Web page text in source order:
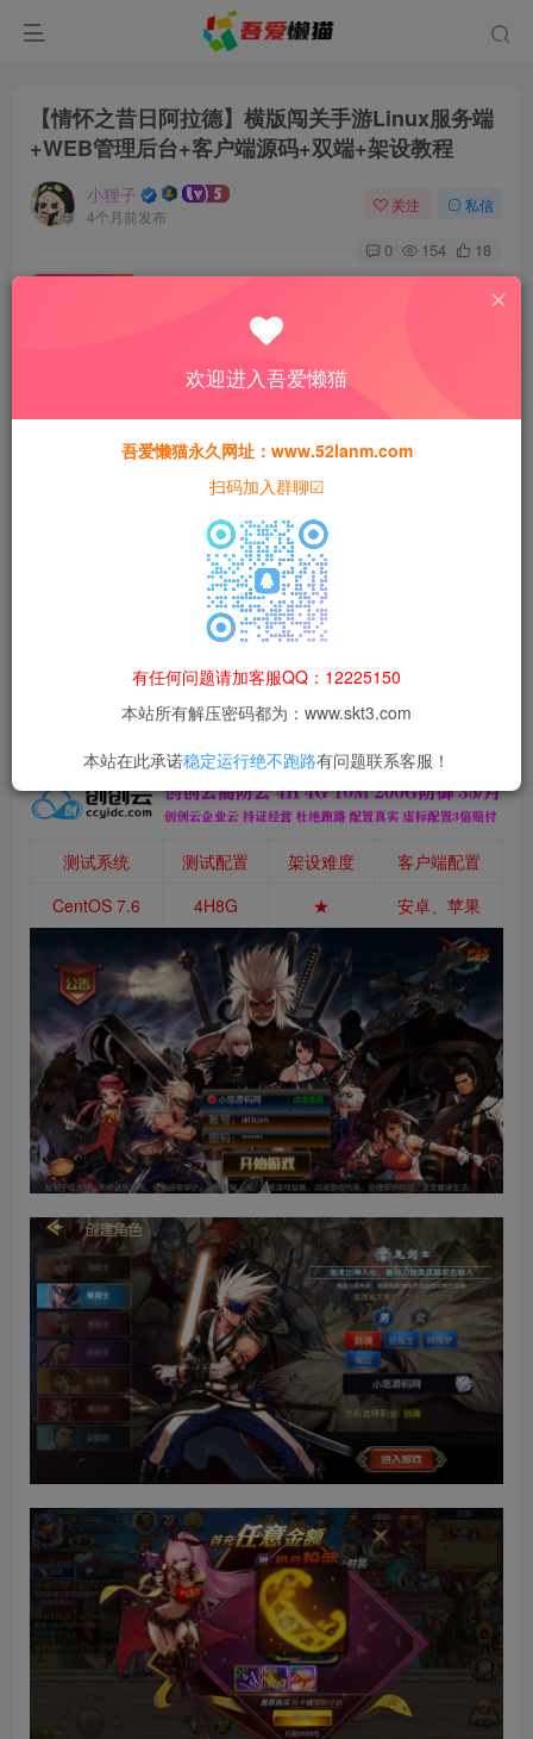
【情怀之昔日阿拉德】横版闯关手游Linux服务端
+WEB管理后台+客户端源码+双端+架设教程
小狸子
4个月前发布
关注 私信
0 154 18
此内容为付费资源，请付费后查看
猫粮30
黄金会员猫粮15 钻石会员 免费
本站所有资源均为网络收集整理而来，仅供学习研究使用，请在下
载后24h内删除，谢谢合作！
本站资源仅用于学习交流，禁止商业运营与违法、侵权
果由使用者自行承担。
测试系统 测试配置 架设难度
客户端配置
CentOS 7.6
4H8G ★ 安卓、苹果
欢迎进入吾爱懒猫
吾爱懒猫永久网址：www.52lanm.com
扫码加入群聊☑
有任何问题请加客服QQ：12225150
本站所有解压密码都为：www.skt3.com
本站在此承诺稳定运行绝不跑路有问题联系客服！